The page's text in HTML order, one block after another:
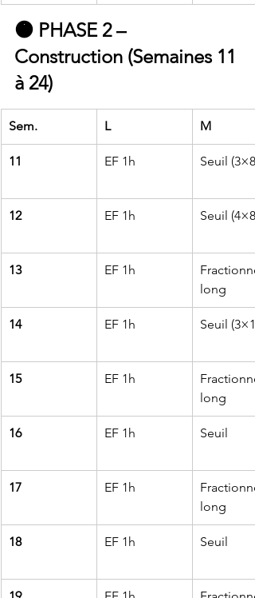
🟠 PHASE 2 –
Construction (Semaines 11
à 24)
Sem. L M
11 EF 1h Seuil (3×8’)
12 EF 1h Seuil (4×8’)
13 EF 1h
long
14 EF 1h Seuil
15 EF 1h
long
16 EF 1h Seuil
17 EF 1h
long
18 EF 1h Seuil